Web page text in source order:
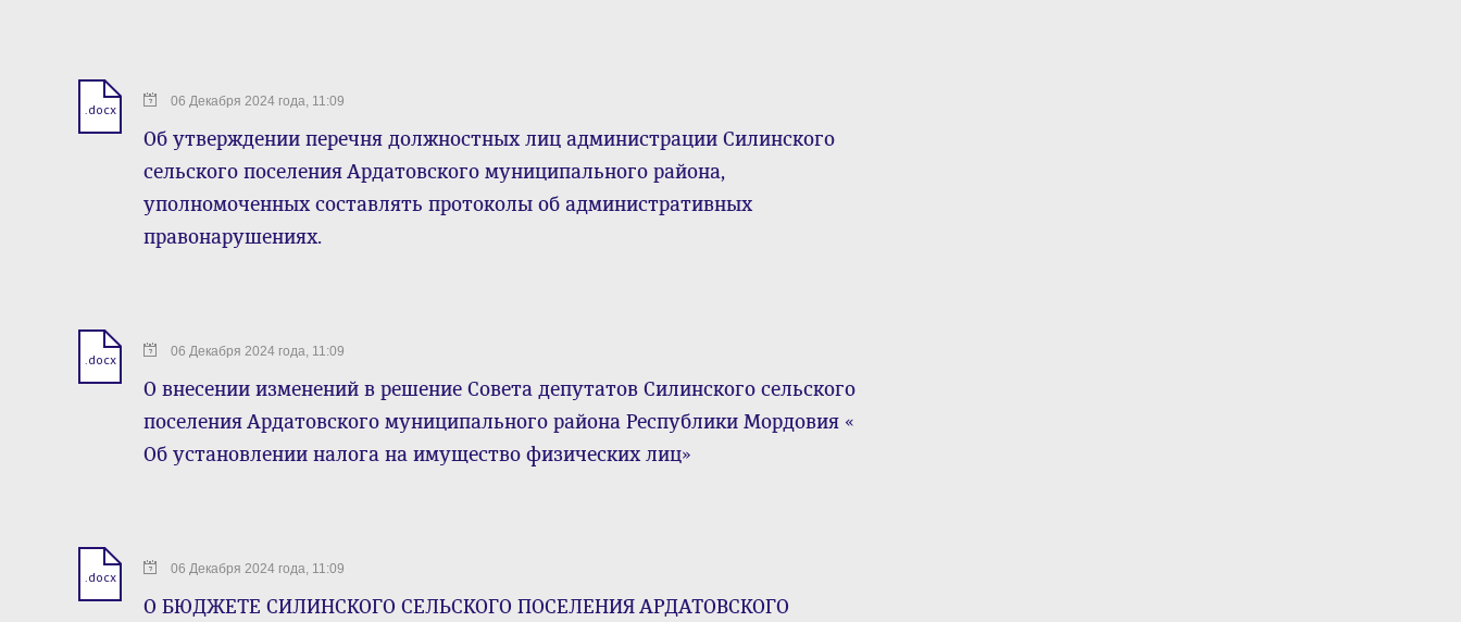
.docx 06 Декабря 2024 года, 11:09
Об утверждении перечня должностных лиц администрации Силинского
сельского поселения Ардатовского муниципального района,
уполномоченных составлять протоколы об административных
правонарушениях.
.docx 06 Декабря 2024 года, 11:09
О внесении изменений в решение Совета депутатов Силинского сельского
поселения Ардатовского муниципального района Республики Мордовия «
Об установлении налога на имущество физических лиц»
.docx 06 Декабря 2024 года, 11:09
О БЮДЖЕТЕ СИЛИНСКОГО СЕЛЬСКОГО ПОСЕЛЕНИЯ АРДАТОВСКОГО